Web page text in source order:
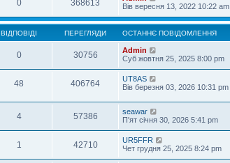
0 368613
Вів вересня 13, 2022 10:22 am
ВІДПОВІДІ ПЕРЕГЛЯДИ ОСТАННЄ ПОВІДОМЛЕННЯ
0 30756
Admin
Суб жовтня 25, 2025 8:00 pm
48 406764
UT8AS
Вів березня 03, 2026 10:31 pm
4 57386
seawar
П'ят січня 30, 2026 5:41 pm
1 42710
UR5FFR
Чет грудня 25, 2025 8:24 pm